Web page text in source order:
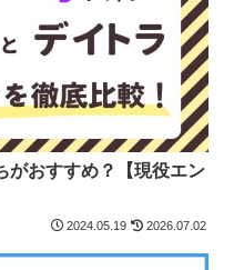
がおすすめ？【現役エン
2024.05.19 2026.07.02